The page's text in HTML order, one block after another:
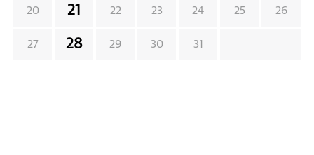
20 21 22 23 24 25 26
27 28 29 30 31